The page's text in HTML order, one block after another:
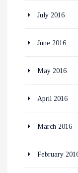
July 2016
June 2016
May 2016
April 2016
March 2016
February